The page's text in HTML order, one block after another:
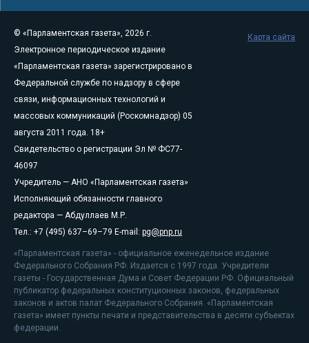
© «Парламентская газета», 2026 г.
Электронное периодическое издание
«Парламентская газета» зарегистрировано в
Федеральной службе по надзору в сфере
связи, информационных технологий и
массовых коммуникаций (Роскомнадзор) 05
августа 2011 года. 18+
Свидетельство о регистрации Эл № ФС77-
46097
Учредитель — АНО «Парламентская газета»
Исполняющий обязанности главного
редактора — Абдуллаев М.Р.
Тел.: +7 (495) 637–69–79 E-mail: pg@pnp.ru
«Парламентская газета» - официальное еженедельное издание
Федерального Собрания РФ. Издается с 1997 года. Учредители
газеты - Государственная Дума и Совет Федерации РФ. Официальный
публикатор федеральных конституционных законов, федеральных
законов и актов палат Федерального Собрания. «Парламентская
газета» имеет пункты печати и представительства в десяти субъектах
федерации.
Карта сайта